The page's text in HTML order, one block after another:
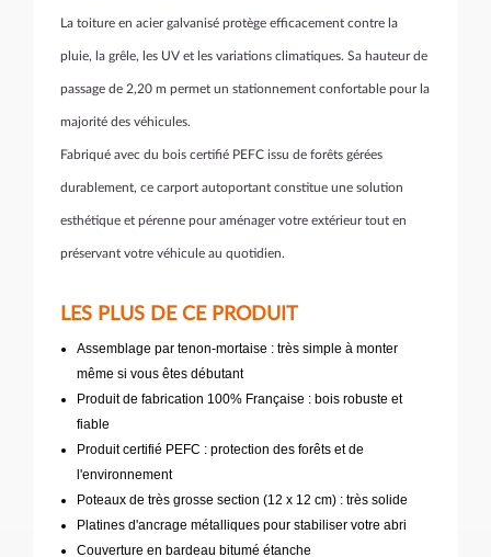
La toiture en acier galvanisé protège efficacement contre la
pluie, la grêle, les UV et les variations climatiques. Sa hauteur de
passage de 2,20 m permet un stationnement confortable pour la
majorité des véhicules.
Fabriqué avec du bois certifié PEFC issu de forêts gérées
durablement, ce carport autoportant constitue une solution
esthétique et pérenne pour aménager votre extérieur tout en
préservant votre véhicule au quotidien.
LES PLUS DE CE PRODUIT
Assemblage par tenon-mortaise : très simple à monter
même si vous êtes débutant
Produit de fabrication 100% Française : bois robuste et
fiable
Produit certifié PEFC : protection des forêts et de
l'environnement
Poteaux de très grosse section (12 x 12 cm) : très solide
Platines d'ancrage métalliques pour stabiliser votre abri
Couverture en bardeau bitumé étanche